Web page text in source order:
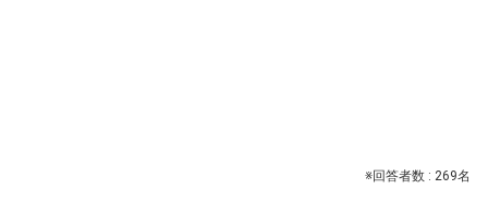
※回答者数 : 269名